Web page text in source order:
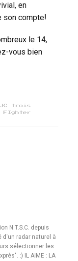
en
son compte!
le 14,
vous bien
trois
FIghter
N.T.S.C. depuis
d'un radar naturel à
sélectionner les
:) IL AIME : LA